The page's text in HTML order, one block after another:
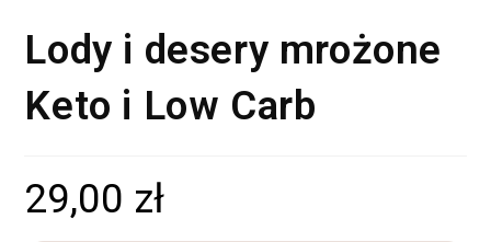
Lody i desery mrożone
Keto i Low Carb
29,00 zł